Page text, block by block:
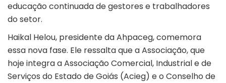
educação continuada de gestores e trabalhadores
do setor.
Haikal Helou, presidente da Ahpaceg, comemora
essa nova fase. Ele ressalta que a Associação, que
hoje integra a Associação Comercial, Industrial e de
Serviços do Estado de Goiás (Acieg) e o Conselho de